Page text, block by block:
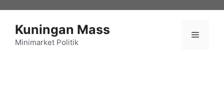
Kuningan Mass
Minimarket Politik
Menu